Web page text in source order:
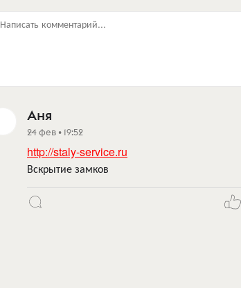
Написать комментарий...
Аня
24 фев • 19:52
http://staly-service.ru
Вскрытие замков